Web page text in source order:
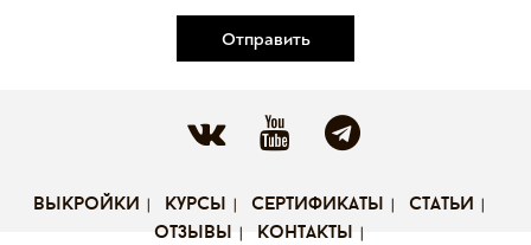
Отправить
выкройки курсы сертификаты
статьи
отзывы
контакты